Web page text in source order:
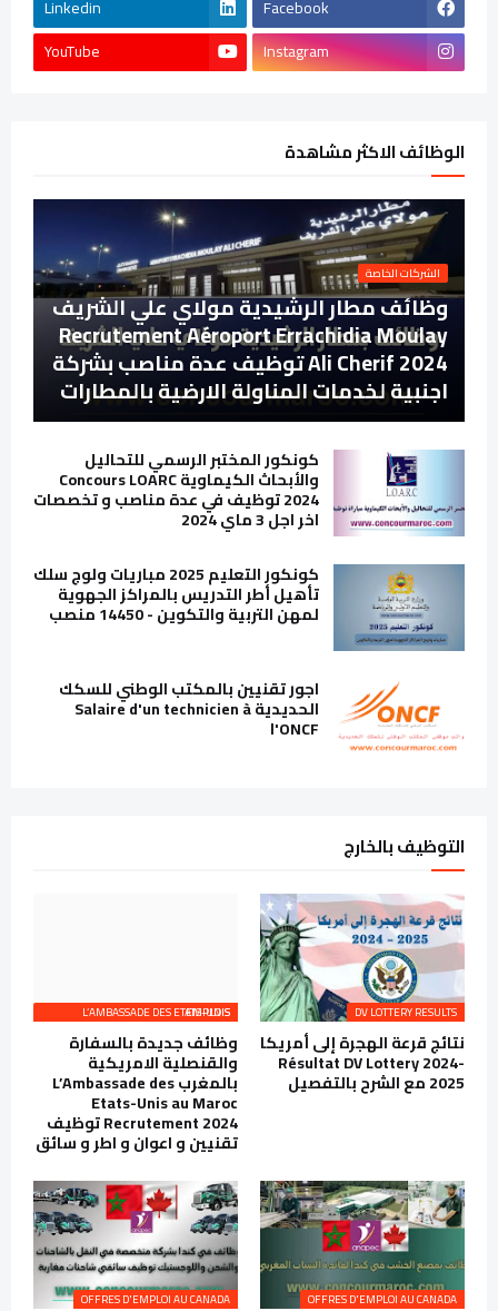
Facebook
Linkedin
Instagram
YouTube
الوظائف الاكثر مشاهدة
الشركات الخاصة
وظائف مطار الرشيدية مولاي علي الشريف
Recrutement Aéroport Errachidia Moulay
Ali Cherif 2024 توظيف عدة مناصب بشركة
اجنبية لخدمات المناولة الارضية بالمطارات
كونكور المختبر الرسمي للتحاليل
والأبحاث الكيماوية Concours LOARC
2024 توظيف في عدة مناصب و تخصصات
اخر اجل 3 ماي 2024
كونكور التعليم 2025 مباريات ولوج سلك
تأهيل أطر التدريس بالمراكز الجهوية
لمهن التربية والتكوين - 14450 منصب
اجور تقنيين بالمكتب الوطني للسكك
الحديدية Salaire d'un technicien à
l'ONCF
التوظيف بالخارج
DV LOTTERY RESULTS
نتائج قرعة الهجرة إلى أمريكا
Résultat DV Lottery 2024-
2025 مع الشرح بالتفصيل
L’AMBASSADE DES ETATS-UNIS EMPLOIS
وظائف جديدة بالسفارة
والقنصلية الامريكية
بالمغرب L’Ambassade des
Etats-Unis au Maroc
Recrutement 2024 توظيف
تقنيين و اعوان و اطر و سائق
OFFRES D'EMPLOI AU CANADA
OFFRES D'EMPLOI AU CANADA